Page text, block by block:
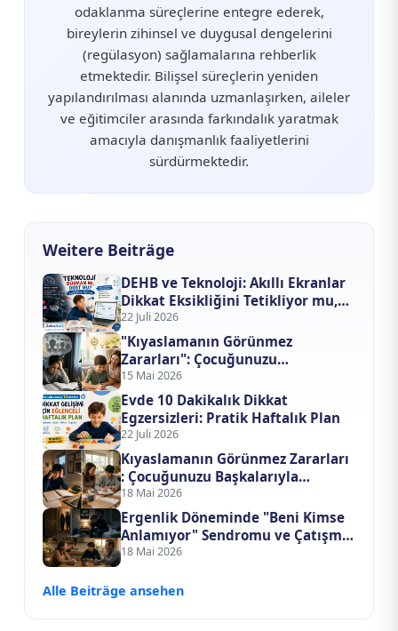
odaklanma süreçlerine entegre ederek,
bireylerin zihinsel ve duygusal dengelerini
(regülasyon) sağlamalarına rehberlik
etmektedir. Bilişsel süreçlerin yeniden
yapılandırılması alanında uzmanlaşırken, aileler
ve eğitimciler arasında farkındalık yaratmak
amacıyla danışmanlık faaliyetlerini
sürdürmektedir.
Weitere Beiträge
DEHB ve Teknoloji: Akıllı Ekranlar
Dikkat Eksikliğini Tetikliyor mu,
Tedavi mi Ediyor?
22 Juli 2026
"Kıyaslamanın Görünmez
Zararları": Çocuğunuzu
Başkalarıyla Yarıştırmayı
Bıraktığınızda Ne Değişir?
15 Mai 2026
Evde 10 Dakikalık Dikkat
Egzersizleri: Pratik Haftalık Plan
22 Juli 2026
Kıyaslamanın Görünmez Zararları
: Çocuğunuzu Başkalarıyla
Yarıştırmayı Bıraktığınızda Ne
Değişir?
18 Mai 2026
Ergenlik Döneminde "Beni Kimse
Anlamıyor" Sendromu ve Çatışma
Çözme Yöntemleri
18 Mai 2026
Alle Beiträge ansehen